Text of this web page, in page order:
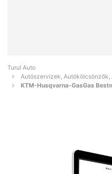
Turul Auto
Autószervizek,
KTM-Husqvarna-GasGas